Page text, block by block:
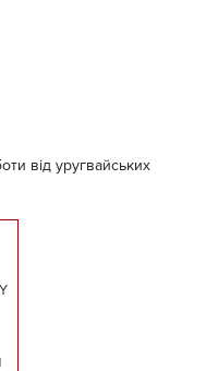
від уругвайських